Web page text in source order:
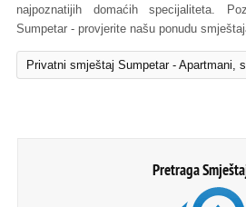
najpoznatijih domaćih specijaliteta.
Sumpetar - provjerite našu ponudu
Privatni smještaj Sumpetar - Apartmani,
Pretraga